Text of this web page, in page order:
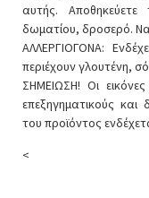
αυτής.
δωματίου, δροσερό.
ΑΛΛΕΡΓΙΟΓΟΝΑ:
περιέχουν γλουτένη,
ΣΗΜΕΙΩΣΗ! Οι
επεξηγηματικούς και
του προϊόντος
<